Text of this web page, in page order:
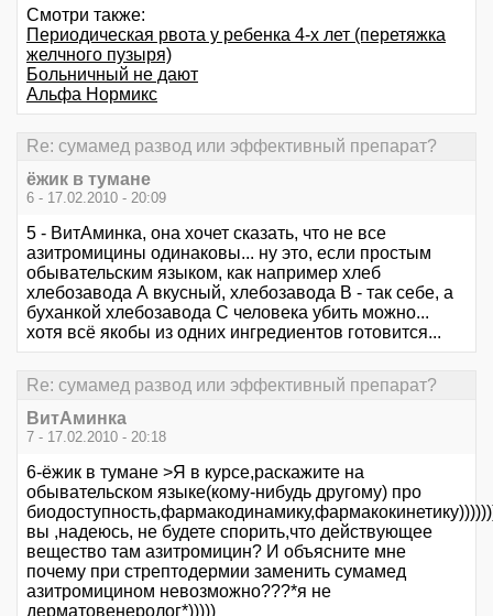
Смотри также:
Периодическая рвота у ребенка 4-х лет (перетяжка
желчного пузыря)
Больничный не дают
Альфа Нормикс
Re: сумамед развод или эффективный препарат?
ёжик в тумане
6 - 17.02.2010 - 20:09
5 - ВитАминка, она хочет сказать, что не все
азитромицины одинаковы... ну это, если простым
обывательским языком, как например хлеб
хлебозавода А вкусный, хлебозавода В - так себе, а
буханкой хлебозавода С человека убить можно...
хотя всё якобы из одних ингредиентов готовится...
Re: сумамед развод или эффективный препарат?
ВитАминка
7 - 17.02.2010 - 20:18
6-ёжик в тумане >Я в курсе,раскажите на
обывательском языке(кому-нибудь другому) про
вы ,надеюсь, не будете спорить,что действующее
вещество там азитромицин? И объясните мне
почему при стрептодермии заменить сумамед
азитромицином невозможно???*я не
дерматовенеролог*)))))